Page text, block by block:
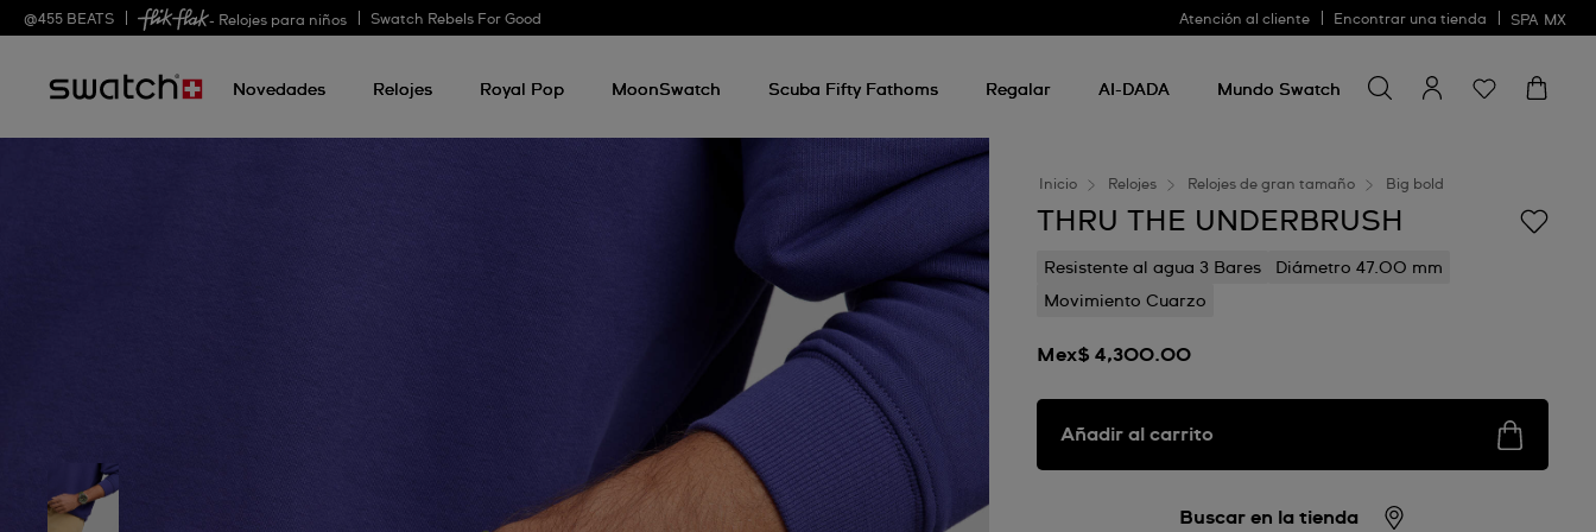
@455 BEATS - Relojes para niños Swatch Rebels For Good Atención al cliente Encontrar una tienda SPA MX
Novedades Relojes Royal Pop MoonSwatch Scuba Fifty Fathoms Regalar AI-DADA Mundo Swatch
algo
Inicio Relojes Relojes de gran tamaño Big bold
THRU THE UNDERBRUSH
Resistente al agua 3 Bares
Diámetro 47.00 mm
Movimiento Cuarzo
Mex$ 4,300.00
Añadir al carrito
Buscar en la tienda